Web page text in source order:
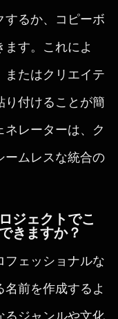
するか、コピーボ
す。これによ
またはクリエイテ
り付けることが簡
レーターは、ク
ームレスな統合の
ジェクトでこ
きますか？
フェッショナルな
前を作成するよ
るジャンルや文化